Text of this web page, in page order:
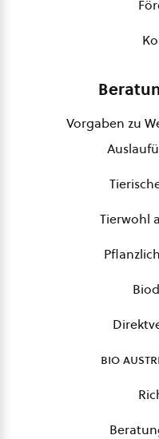
Vorgaben zu
Tierwohl
bio